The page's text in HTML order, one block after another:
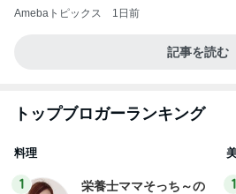
Amebaトピックス 1日前
記事を読む
トップブロガーランキング
料理
1
栄養士ママそっち～の
1